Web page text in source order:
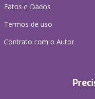
Fatos e Dados
Termos de uso
Contrato com o Autor